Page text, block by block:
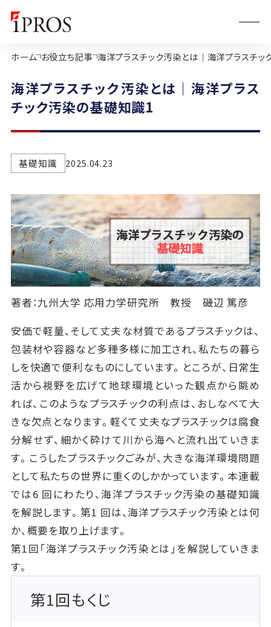
ホーム お役立ち記事 海洋プラスチック汚染とは｜海洋プラスチ
海洋プラスチック汚染とは｜海洋プラス
チック汚染の基礎知識1
基礎知識 2025.04.23
著者：九州大学 応用力学研究所 教授 磯辺 篤彦
安価で軽量、そして丈夫な材質であるプラスチックは、
包装材や容器など多種多様に加工され、私たちの暮ら
しを快適で便利なものにしています。ところが、日常生
活から視野を広げて地球環境といった観点から眺め
れば、このようなプラスチックの利点は、おしなべて大
きな欠点となります。軽くて丈夫なプラスチックは腐食
分解せず、細かく砕けて川から海へと流れ出ていきま
す。こうしたプラスチックごみが、大きな海洋環境問題
として私たちの世界に重くのしかかっています。本連載
では6 回にわたり、海洋プラスチック汚染の基礎知識
を解説します。第1 回は、海洋プラスチック汚染とは何
か、概要を取り上げます。
第1回「海洋プラスチック汚染とは」を解説していきま
す。
第1回もくじ